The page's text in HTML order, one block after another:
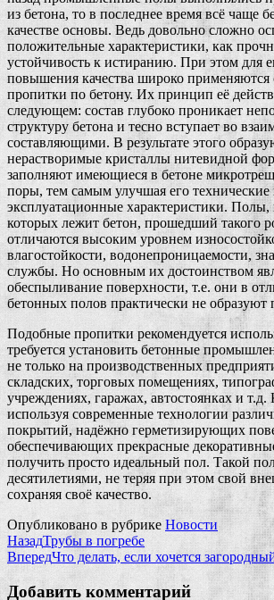
из бетона, то в последнее время всё чаще
качестве основы. Ведь довольно сложно
положительные характеристики, как
устойчивость к истиранию. При этом для
повышения качества широко применяются
пропитки по бетону. Их принцип её
следующем: состав глубоко проникает
структуру бетона и тесно вступает во
составляющими. В результате этого
нерастворимые кристаллы нитевидной
заполняют имеющиеся в бетоне
поры, тем самым улучшая его технические
эксплуатационные характеристики. Полы,
которых лежит бетон, прошедший такого
отличаются высоким уровнем
влагостойкости, водонепроницаемости,
службы. Но основным их достоинством
обеспыливание поверхности, т.е. они в
бетонных полов практически не образуют
Подобные пропитки рекомендуется
требуется установить бетонные
не только на производственных
складских, торговых помещениях,
учреждениях, гаражах, автостоянках и т.д.
используя современные технологии
покрытий, надёжно герметизирующих
обеспечивающих прекрасные
получить просто идеальный пол. Такой
десятилетиями, не теряя при этом свой
сохраняя своё качество.
Опубликовано в рубрике Новости
НазадТрубы в погребе
ВпередЧто делать, если хочется
Добавить комментарий